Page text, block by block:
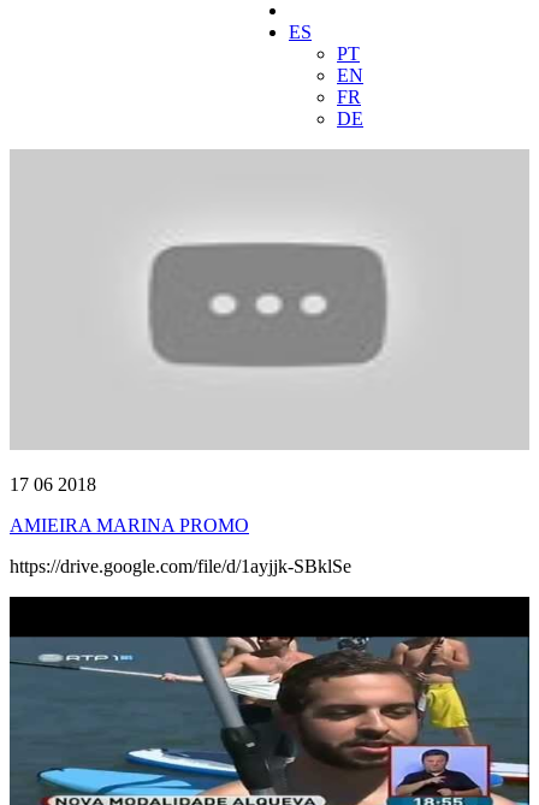
ES
PT
EN
FR
DE
17 06 2018
AMIEIRA MARINA PROMO
https://drive.google.com/file/d/1ayjjk-SBklSe